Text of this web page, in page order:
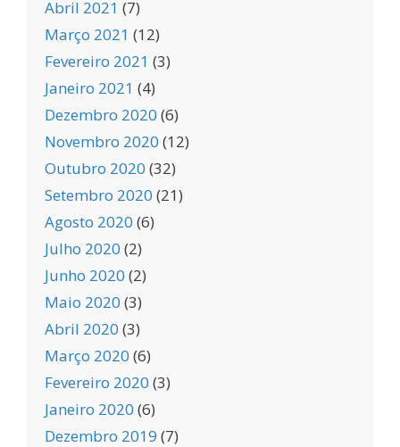
Abril 2021 (7)
Março 2021 (12)
Fevereiro 2021 (3)
Janeiro 2021 (4)
Dezembro 2020 (6)
Novembro 2020 (12)
Outubro 2020 (32)
Setembro 2020 (21)
Agosto 2020 (6)
Julho 2020 (2)
Junho 2020 (2)
Maio 2020 (3)
Abril 2020 (3)
Março 2020 (6)
Fevereiro 2020 (3)
Janeiro 2020 (6)
Dezembro 2019 (7)